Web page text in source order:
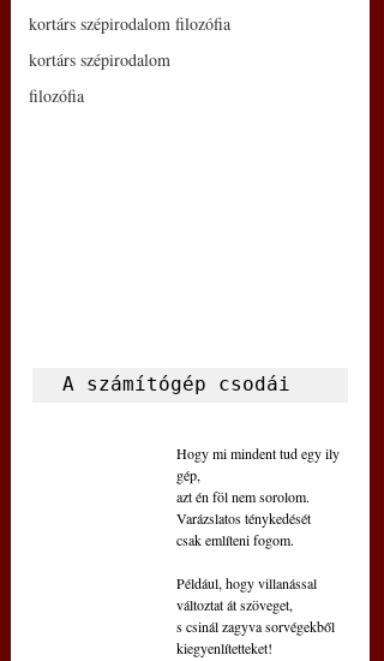
kortárs szépirodalom filozófia
kortárs szépirodalom
filozófia
A számítógép csodái
Hogy mi mindent tud egy ily
gép,
azt én föl nem sorolom.
Varázslatos ténykedését
csak említeni fogom.
Például, hogy villanással
változtat át szöveget,
s csinál zagyva sorvégekből
kiegyenlítetteket!